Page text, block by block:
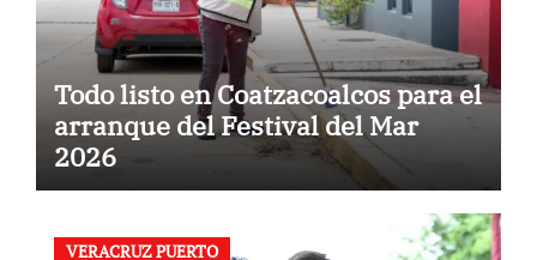
Todo listo en Coatzacoalcos para el
arranque del Festival del Mar
2026
VERACRUZ PUERTO